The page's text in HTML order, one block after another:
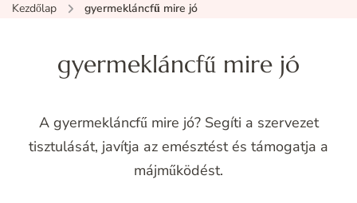
Kezdőlap gyermekláncfű mire jó
gyermekláncfű mire jó
A gyermekláncfű mire jó? Segíti a szervezet
tisztulását, javítja az emésztést és támogatja a
májműködést.